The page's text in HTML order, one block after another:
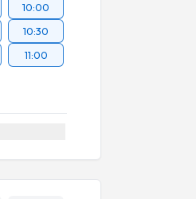
10:00
10:30
11:00